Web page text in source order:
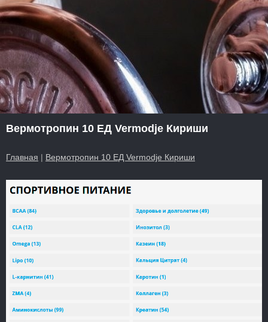
Вермотропин 10 ЕД Vermodje Кириши
Главная | Вермотропин 10 ЕД Vermodje Кириши